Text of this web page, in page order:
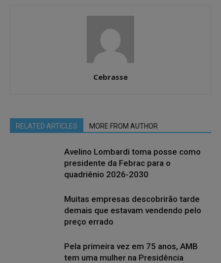
Cebrasse
RELATED ARTICLES MORE FROM AUTHOR
Avelino Lombardi toma posse como
presidente da Febrac para o
quadriênio 2026-2030
Muitas empresas descobrirão tarde
demais que estavam vendendo pelo
preço errado
Pela primeira vez em 75 anos, AMB
tem uma mulher na Presidência